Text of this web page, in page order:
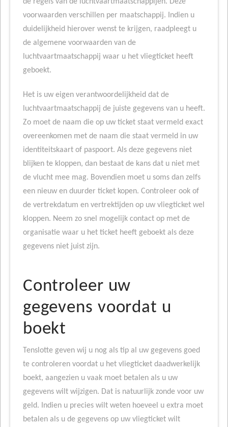
voorwaarden verschillen per maatschappij. Indien u
duidelijkheid hierover wenst te krijgen, raadpleegt u
de algemene voorwaarden van de
luchtvaartmaatschappij waar u het vliegticket heeft
geboekt.
Het is uw eigen verantwoordelijkheid dat de
luchtvaartmaatschappij de juiste gegevens van u heeft.
Zo moet de naam die op uw ticket staat vermeld exact
overeenkomen met de naam die staat vermeld in uw
identiteitskaart of paspoort. Als deze gegevens niet
blijken te kloppen, dan bestaat de kans dat u niet met
de vlucht mee mag. Bovendien moet u soms dan zelfs
een nieuw en duurder ticket kopen. Controleer ook of
de vertrekdatum en vertrektijden op uw vliegticket wel
kloppen. Neem zo snel mogelijk contact op met de
organisatie waar u het ticket heeft geboekt als deze
gegevens niet juist zijn.
Controleer uw
gegevens voordat u
boekt
Tenslotte geven wij u nog als tip al uw gegevens goed
te controleren voordat u het vliegticket daadwerkelijk
boekt, aangezien u vaak moet betalen als u uw
gegevens wilt wijzigen. Dat is natuurlijk zonde voor uw
geld. Indien u precies wilt weten hoeveel u extra moet
betalen als u de gegevens op uw vliegticket wilt